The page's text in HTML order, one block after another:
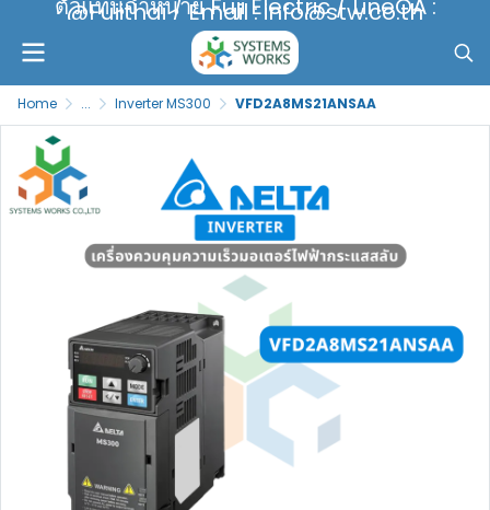
ตัวแทนจำหน่าย Fuji Electric / LineOA :
@Fujithai / Email : info@stw.co.th
Home ... Inverter MS300 VFD2A8MS21ANSAA